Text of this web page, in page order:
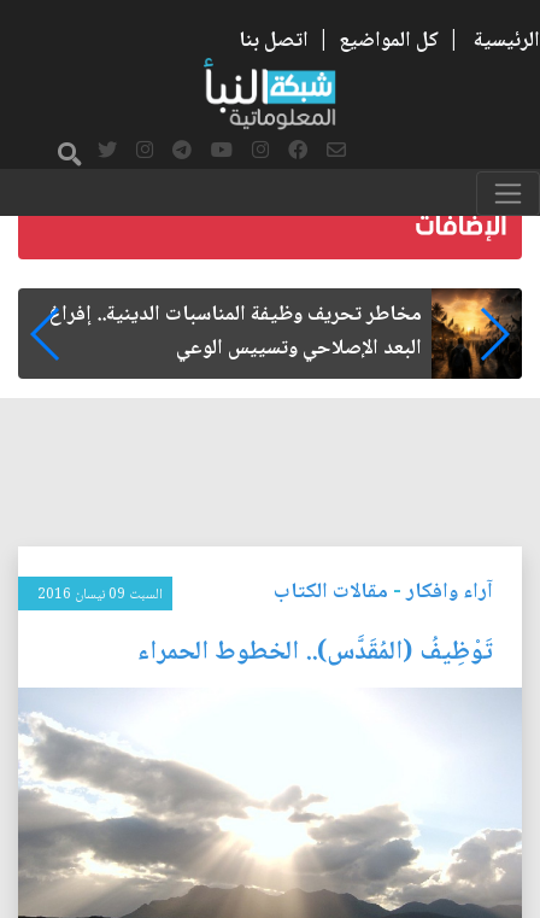
الرئيسية | كل المواضيع | اتصل بنا
زيارة الأربعين.. من الفاعلية المجتمعية إلى المواطنة
الفاعلة
آراء وافكار- مقالات الكتاب السبت 09 نيسان 2016
تَوْظِيفُ (المُقَدَّس).. الخطوط الحمراء